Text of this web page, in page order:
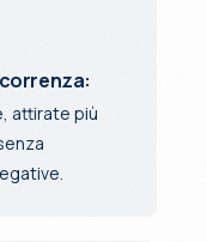
attirate più